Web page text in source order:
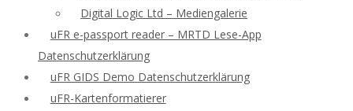
Digital Logic Ltd – Mediengalerie
uFR e-passport reader – MRTD Lese-App
Datenschutzerklärung
uFR GIDS Demo Datenschutzerklärung
uFR-Kartenformatierer